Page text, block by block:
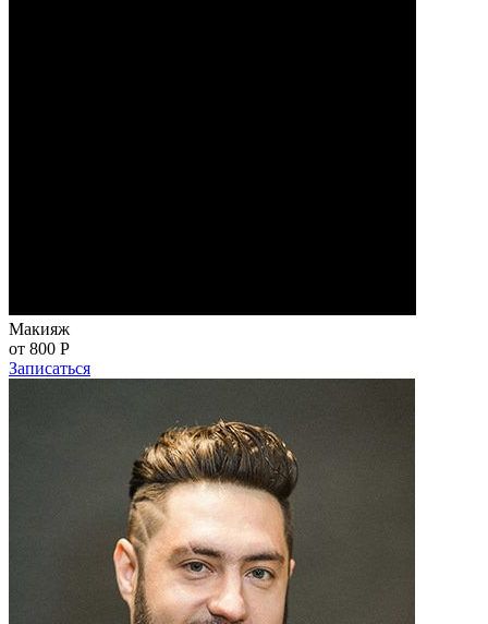
Макияж
от 800 Р
Записаться